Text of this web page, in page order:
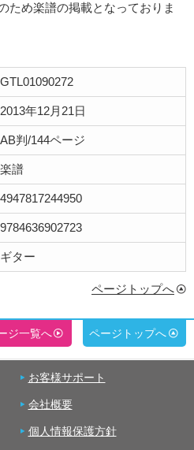
ため楽譜の掲載となっておりま
GTL01090272
2013年12月21日
AB判/144ページ
楽譜
4947817244950
9784636902723
ギター
ページトップへ
ジ一覧へ ページトップへ
お客様サポート
会社概要
個人情報保護方針